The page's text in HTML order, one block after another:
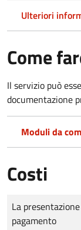
Ulteriori
Come
Il servizio può
documentazione
Moduli da
Costi
Tipo di pagamento
Importo
La
pagamento